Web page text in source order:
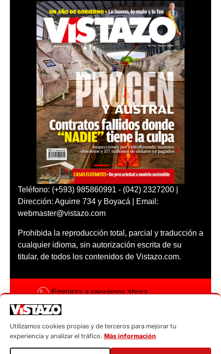
Teléfono: (+593) 985860991 - (042) 2327200 |
Dirección: Aguirre 734 y Boyacá | Email:
webmaster@vistazo.com
Prohibida la reproducción total, parcial y traducción a
cualquier idioma, sin autorización escrita de su
titular, de todos los contenidos de Vistazo.com.
Empieza a seguirnos ahora
Código ética
Sugerencias a:
Utilizamos cookies propias y de terceros para mejorar tu
experiencia y analizar el tráfico. Más información